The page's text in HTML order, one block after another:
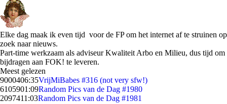
Elke dag maak ik even tijd voor de FP om het internet af te struinen op
zoek naar nieuws.
Part-time werkzaam als adviseur Kwaliteit Arbo en Milieu, dus tijd om
bijdragen aan FOK! te leveren.
Meest gelezen
9000406:35VrijMiBabes #316 (not very sfw!)
6105901:09Random Pics van de Dag #1980
2097411:03Random Pics van de Dag #1981